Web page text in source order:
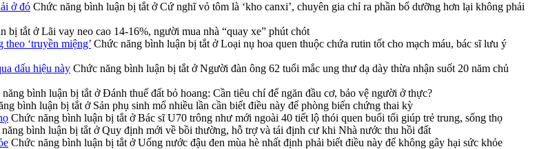
ở đó Chức năng bình luận bị tắt ở Cứ nghĩ vỏ tôm là ‘kho canxi’, chuyên gia chỉ ra phần bổ dưỡng hơn lại không phải
bị tắt ở Lãi vay neo cao 14-16%, người mua nhà “quay xe” phút chót
‘truyền miệng’ Chức năng bình luận bị tắt ở Loại nụ hoa quen thuộc chứa rutin tốt cho mạch máu, bác sĩ lưu ý
dấu hiệu này Chức năng bình luận bị tắt ở Người đàn ông 62 tuổi mắc ung thư dạ dày thừa nhận suốt 20 năm chủ
bình luận bị tắt ở Đánh thuế đất bỏ hoang: Cần tiêu chí để ngăn đầu cơ, bảo vệ người ở thực?
bình luận bị tắt ở Sản phụ sinh mổ nhiều lần cần biết điều này để phòng biến chứng thai kỳ
Chức năng bình luận bị tắt ở Bác sĩ U70 trông như mới ngoài 40 tiết lộ thói quen buổi tối giúp trẻ trung, sống thọ
bình luận bị tắt ở Quy định mới về bồi thường, hỗ trợ và tái định cư khi Nhà nước thu hồi đất
Chức năng bình luận bị tắt ở Uống nước đậu đen mùa hè nhất định phải biết điều này để không gây hại sức khỏe